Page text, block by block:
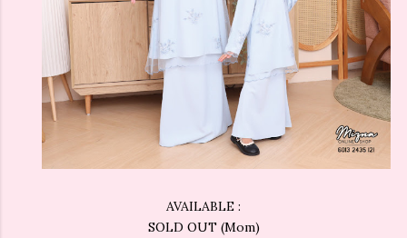
AVAILABLE :
SOLD OUT (Mom)